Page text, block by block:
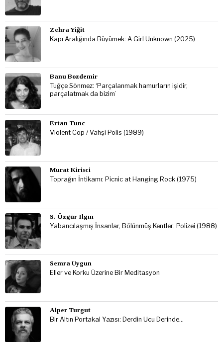
Zehra Yiğit
Kapı Aralığında Büyümek: A Girl Unknown (2025)
Banu Bozdemir
Tuğçe Sönmez: ‘Parçalanmak hamurların işidir,
parçalatmak da bizim’
Ertan Tunc
Violent Cop / Vahşi Polis (1989)
Murat Kirisci
Toprağın İntikamı: Picnic at Hanging Rock (1975)
S. Özgür Ilgın
Yabancılaşmış İnsanlar, Bölünmüş Kentler: Polizei (1988)
Semra Uygun
Eller ve Korku Üzerine Bir Meditasyon
Alper Turgut
Bir Altın Portakal Yazısı: Derdin Ucu Derinde…